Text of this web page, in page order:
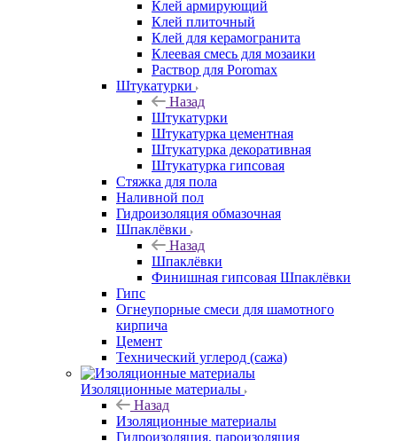
Клей армирующий
Клей плиточный
Клей для керамогранита
Клеевая смесь для мозаики
Раствор для Poromax
Штукатурки
Назад
Штукатурки
Штукатурка цементная
Штукатурка декоративная
Штукатурка гипсовая
Стяжка для пола
Наливной пол
Гидроизоляция обмазочная
Шпаклёвки
Назад
Шпаклёвки
Финишная гипсовая Шпаклёвки
Гипс
Огнеупорные смеси для шамотного
кирпича
Цемент
Технический углерод (сажа)
Изоляционные материалы
Назад
Изоляционные материалы
Гидроизоляция, пароизоляция